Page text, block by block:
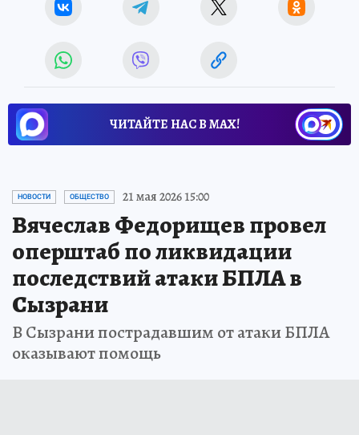
ЧИТАЙТЕ НАС В МАХ!
НОВОСТИ ОБЩЕСТВО 21 мая 2026 15:00
Вячеслав Федорищев провел
оперштаб по ликвидации
последствий атаки БПЛА в
Сызрани
В Сызрани пострадавшим от атаки БПЛА
оказывают помощь